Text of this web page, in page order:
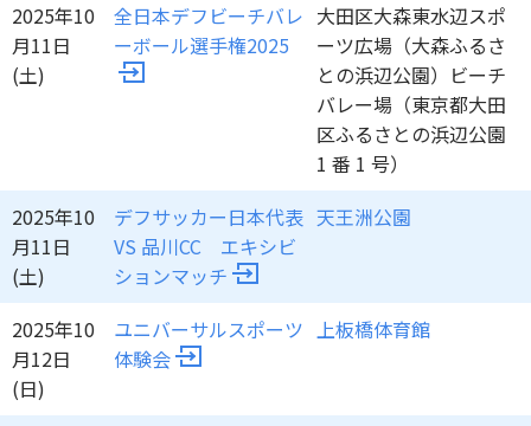
2025年10
月11日
(土)
全日本デフビーチバレ
ーボール選手権2025
大田区大森東水辺スポ
ーツ広場（大森ふるさ
との浜辺公園）ビーチ
バレー場（東京都大田
区ふるさとの浜辺公園
1 番 1 号）
2025年10
月11日
(土)
デフサッカー日本代表
VS 品川CC エキシビ
ションマッチ
天王洲公園
2025年10
月12日
(日)
ユニバーサルスポーツ
体験会
上板橋体育館